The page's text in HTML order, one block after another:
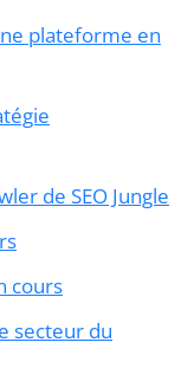
plateforme en
de SEO Jungle
cours
secteur du